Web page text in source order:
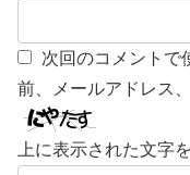
次回のコメントで
前、メールアドレス
上に表示された文字